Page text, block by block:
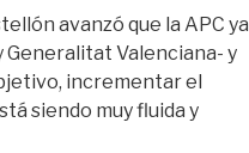
avanzó que la APC ya
Valenciana- y
incrementar el
siendo muy fluida y